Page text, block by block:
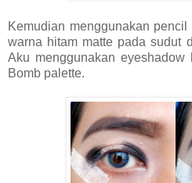
Kemudian menggunakan pencil
warna hitam matte pada sudut
Aku menggunakan
Bomb palette.